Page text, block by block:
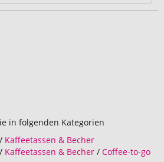
in folgenden Kategorien
/ Kaffeetassen & Becher
/ Kaffeetassen & Becher / Coffee-to-go